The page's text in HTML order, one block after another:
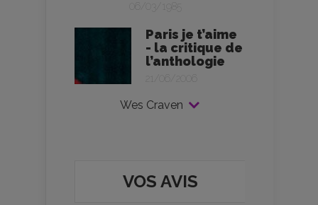
06/03/1985
Paris je t’aime
- la critique de
l’anthologie
21/06/2006
Wes Craven
VOS AVIS